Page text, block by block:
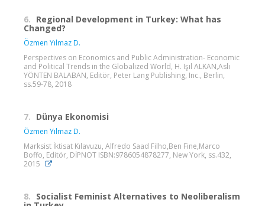
6. Regional Development in Turkey: What has
Changed?
Özmen Yılmaz D.
Perspectives on Economics and Public Administration- Economic
and Political Trends in the Globalized World, H. Işıl ALKAN,Aslı
YÖNTEN BALABAN, Editör, Peter Lang Publishing, Inc., Berlin,
ss.59-78, 2018
7. Dünya Ekonomisi
Özmen Yılmaz D.
Marksist İktisat Kılavuzu, Alfredo Saad Filho,Ben Fine,Marco
Boffo, Editör, DİPNOT ISBN:9786054878277, New York, ss.432,
2015
8. Socialist Feminist Alternatives to Neoliberalism